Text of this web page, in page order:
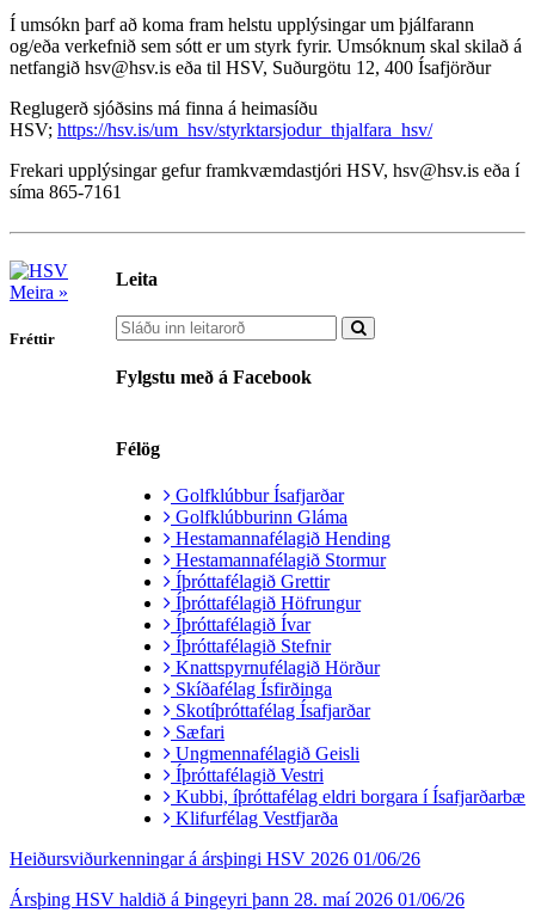
Í umsókn þarf að koma fram helstu upplýsingar um þjálfarann
og/eða verkefnið sem sótt er um styrk fyrir. Umsóknum skal skilað á
netfangið hsv@hsv.is eða til HSV, Suðurgötu 12, 400 Ísafjörður
Reglugerð sjóðsins má finna á heimasíðu
HSV; https://hsv.is/um_hsv/styrktarsjodur_thjalfara_hsv/
Frekari upplýsingar gefur framkvæmdastjóri HSV, hsv@hsv.is eða í
síma 865-7161
Leita
Fylgstu með á Facebook
Félög
Golfklúbbur Ísafjarðar
Golfklúbburinn Gláma
Hestamannafélagið Hending
Hestamannafélagið Stormur
Íþróttafélagið Grettir
Íþróttafélagið Höfrungur
Íþróttafélagið Ívar
Íþróttafélagið Stefnir
Knattspyrnufélagið Hörður
Skíðafélag Ísfirðinga
Skotíþróttafélag Ísafjarðar
Sæfari
Ungmennafélagið Geisli
Íþróttafélagið Vestri
Kubbi, íþróttafélag eldri borgara í Ísafjarðarbæ
Klifurfélag Vestfjarða
Meira »
Fréttir
Heiðursviðurkenningar á ársþingi HSV 2026 01/06/26
Ársþing HSV haldið á Þingeyri þann 28. maí 2026 01/06/26